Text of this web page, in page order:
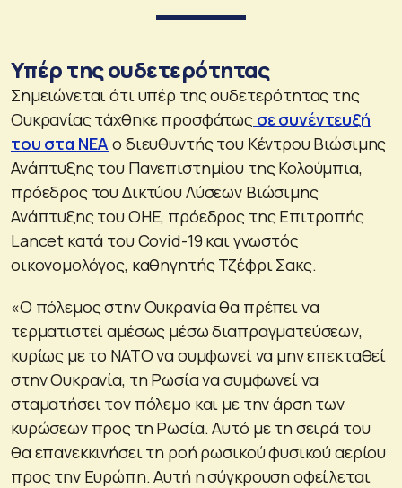
Υπέρ της ουδετερότητας
Σημειώνεται ότι υπέρ της ουδετερότητας της
Ουκρανίας τάχθηκε προσφάτωςσε συνέντευξή
του στα ΝΕΑ ο διευθυντής του Κέντρου Βιώσιμης
Ανάπτυξης του Πανεπιστημίου της Κολούμπια,
πρόεδρος του Δικτύου Λύσεων Βιώσιμης
Ανάπτυξης του ΟΗΕ, πρόεδρος της Επιτροπής
Lancet κατά του Covid-19 και γνωστός
οικονομολόγος, καθηγητής Τζέφρι Σακς.
«Ο πόλεμος στην Ουκρανία θα πρέπει να
τερματιστεί αμέσως μέσω διαπραγματεύσεων,
κυρίως με το ΝΑΤΟ να συμφωνεί να μην επεκταθεί
στην Ουκρανία, τη Ρωσία να συμφωνεί να
σταματήσει τον πόλεμο και με την άρση των
κυρώσεων προς τη Ρωσία. Αυτό με τη σειρά του
θα επανεκκινήσει τη ροή ρωσικού φυσικού αερίου
προς την Ευρώπη. Αυτή η σύγκρουση οφείλεται